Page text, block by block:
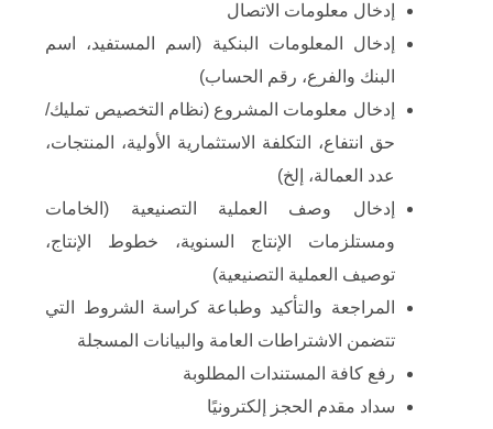
إدخال معلومات الاتصال
إدخال المعلومات البنكية (اسم المستفيد، اسم
البنك والفرع، رقم الحساب)
إدخال معلومات المشروع (نظام التخصيص تمليك/
حق انتفاع، التكلفة الاستثمارية الأولية، المنتجات،
عدد العمالة، إلخ)
إدخال وصف العملية التصنيعية (الخامات
ومستلزمات الإنتاج السنوية، خطوط الإنتاج،
توصيف العملية التصنيعية)
المراجعة والتأكيد وطباعة كراسة الشروط التي
تتضمن الاشتراطات العامة والبيانات المسجلة
رفع كافة المستندات المطلوبة
سداد مقدم الحجز إلكترونيًا